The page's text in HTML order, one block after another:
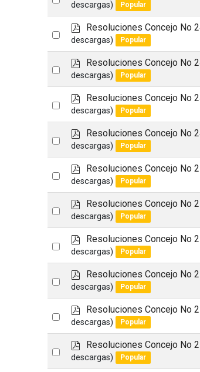
an
item
d
f
descargas)
Popular
Select
an
item
p
d
f
Resoluciones Concejo No
descargas)
Popular
Select
an
item
p
d
f
Resoluciones Concejo No
descargas)
Popular
Select
an
item
p
d
f
Resoluciones Concejo No
descargas)
Popular
Select
an
item
p
d
f
Resoluciones Concejo No
descargas)
Popular
Select
an
item
p
d
f
Resoluciones Concejo No
descargas)
Popular
Select
an
item
p
d
f
Resoluciones Concejo No
descargas)
Popular
Select
an
item
p
d
f
Resoluciones Concejo No
descargas)
Popular
Select
an
item
p
d
f
Resoluciones Concejo No
descargas)
Popular
Select
an
item
p
d
f
Resoluciones Concejo No
descargas)
Popular
Select
an
p
d
f
Resoluciones Concejo No
descargas)
Popular